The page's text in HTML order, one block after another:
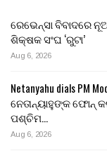
ରେଭେନ୍ସା ବିବାଦରେ
ଶିକ୍ଷକ ସଂଘ ‘ରୁଟା’
Aug 6, 2026
Netanyahu dials
ନେତାନ୍ୟାହୁଙ୍କ ଫୋନ୍
ପଶ୍ଚିମ…
Aug 6, 2026